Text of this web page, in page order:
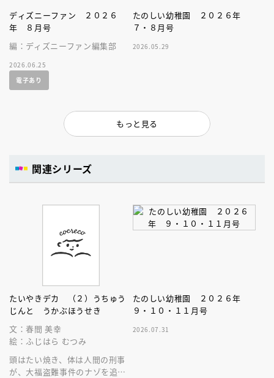
ディズニーファン ２０２６
年 ８月号
編：ディズニーファン編集部
2026.06.25
電子あり
たのしい幼稚園 ２０２６年
７・８月号
2026.05.29
もっと見る
関連シリーズ
たいやきデカ （２）うちゅう
じんと うかぶほうせき
文：春間 美幸
絵：ふじはら むつみ
頭はたい焼き、体は人間の刑事
が、大福盗難事件のナゾを追
たのしい幼稚園 ２０２６年
９・１０・１１月号
2026.07.31